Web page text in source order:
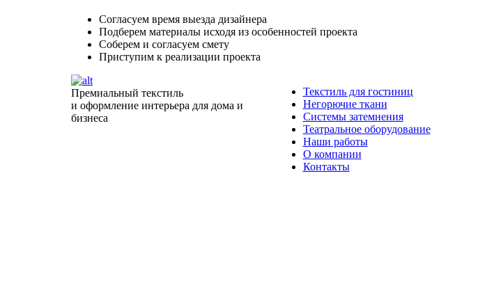
Согласуем время выезда дизайнера
Подберем материалы исходя из особенностей проекта
Соберем и согласуем смету
Приступим к реализации проекта
Премиальный текстиль
и оформление интерьера для дома и
бизнеса
Текстиль для гостиниц
Негорючие ткани
Системы затемнения
Театральное оборудование
Наши работы
О компании
Контакты